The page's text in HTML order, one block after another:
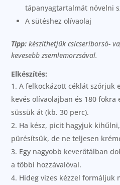
tápanyagtartalmát növelni
A sütéshez olívaolaj
Tipp: készíthetjük csicseriborsó-
kevesebb zsemlemorzsával.
Elkészítés:
A felkockázott céklát szórjuk
kevés olívaolajban és 180
süssük át (kb. 30 perc).
Ha kész, picit hagyjuk
pürésítsük, de ne teljesen
Egy nagyobb keverőtálban
a többi hozzávalóval.
Hideg vizes kézzel formáljuk